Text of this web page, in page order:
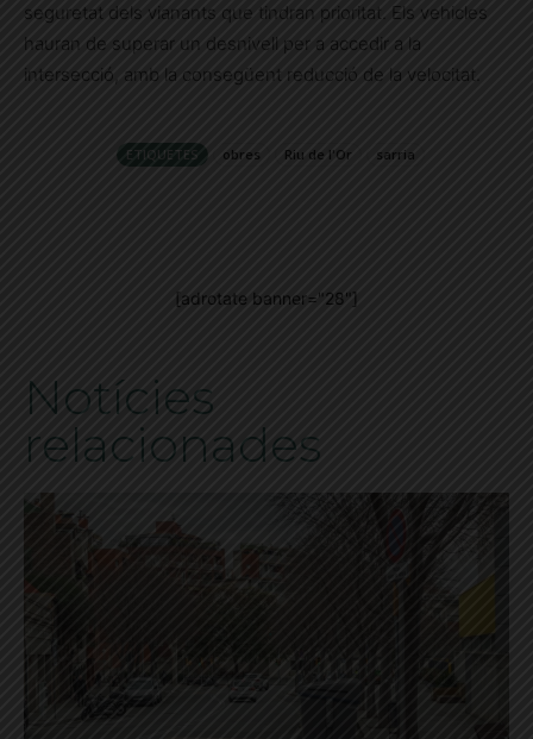
seguretat dels vianants que tindran prioritat. Els vehicles
hauran de superar un desnivell per a accedir a la
intersecció, amb la consegüent reducció de la velocitat.
ETIQUETES obres Riu de l'Or sarria
[adrotate banner="28"]
Notícies
relacionades